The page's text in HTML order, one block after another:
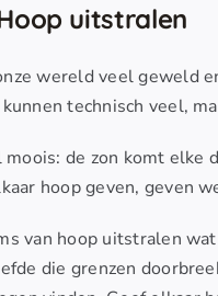
uitstralen
wereld veel geweld
technisch veel,
moois: de zon komt
hoop geven, geven
van hoop uitstralen
die grenzen